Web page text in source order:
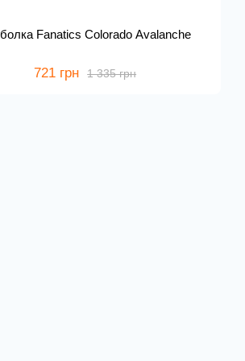
Fanatics Colorado Avalanche
1 335 грн
721 грн